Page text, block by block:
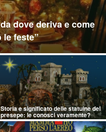
dove deriva e come
le feste”
Storia e significato delle statuine del
presepe: le conosci veramente?